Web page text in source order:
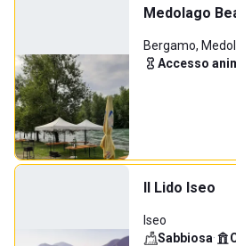
Medolago
Bergamo,
Accesso
Il Lido Iseo
Iseo
Sabbiosa·